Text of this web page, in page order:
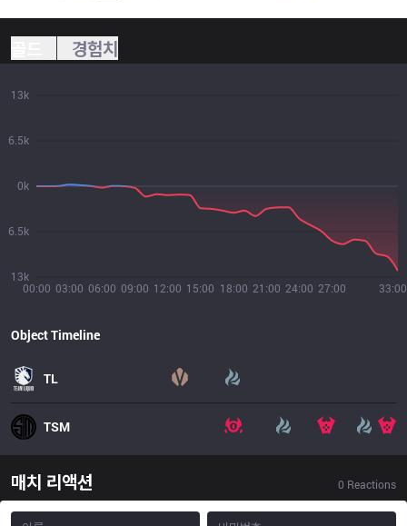
경험치
00:00 03:00 06:00 09:00 12:00 15:00 18:00 21:00 24:00 27:00 33:00
13k
6.5k
0k
6.5k
13k
Object Timeline
TL
TSM
매치 리액션 0 Reactions